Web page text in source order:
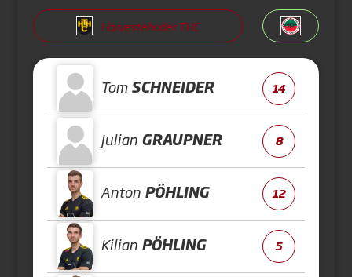
Harvestehuder THC
Tom SCHNEIDER 14
Julian GRAUPNER 8
Anton PÖHLING 12
Kilian PÖHLING 5